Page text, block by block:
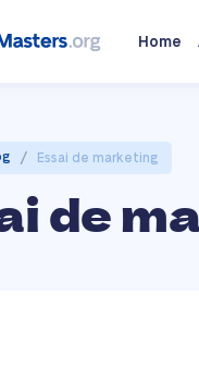
Home
/ Essai de marketing
de